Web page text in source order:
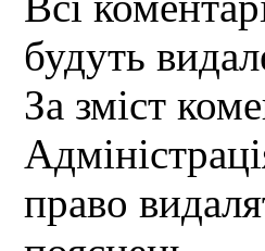
будуть
За зміст
право